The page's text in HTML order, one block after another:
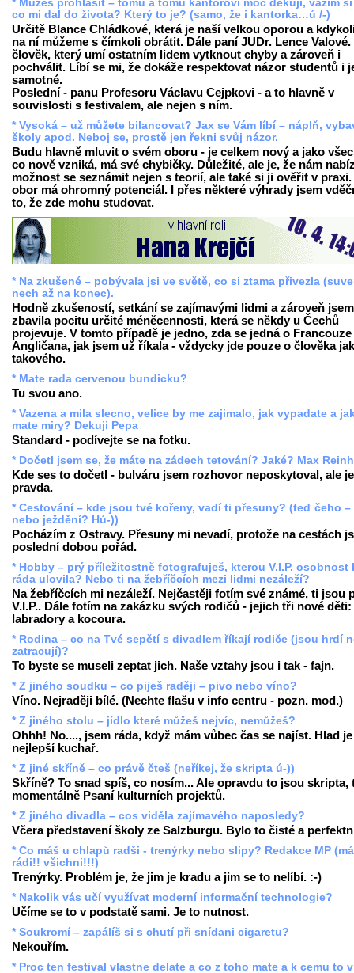
* Můžeš prohlásit – tomu a tomu kantorovi moc děkuji, vážím
co mi dal do života? Který to je? (samo, že i kantorka…ú /-)
Určitě Blance Chládkové, která je naší velkou oporou a
na ní můžeme s čímkoli obrátit. Dále paní JUDr. Lence Valové.
člověk, který umí ostatním lidem vytknout chyby a zároveň i
pochválit. Líbí se mi, že dokáže respektovat názor studentů i
samotné.
Poslední - panu Profesoru Václavu Cejpkovi - a to hlavně v
souvislosti s festivalem, ale nejen s ním.
* Vysoká – už můžete bilancovat? Jax se Vám líbí – náplň,
školy apod. Neboj se, prostě jen řekni svůj názor.
Budu hlavně mluvit o svém oboru - je celkem nový a jako
co nově vzniká, má své chybičky. Důležité, ale je, že nám
možnost se seznámit nejen s teorií, ale také si ji ověřit v praxi.
obor má ohromný potenciál. I přes některé výhrady jsem
to, že zde mohu studovat.
* Na zkušené – pobývala jsi ve světě, co si ztama přivezla
nech až na konec).
Hodně zkušeností, setkání se zajímavými lidmi a zároveň
zbavila pocitu určité méněcennosti, která se někdy u Čechů
projevuje. V tomto případě je jedno, zda se jedná o Francouze
Angličana, jak jsem už říkala - vždycky jde pouze o člověka
takového.
* Mate rada cervenou bundicku?
Tu svou ano.
* Vazena a mila slecno, velice by me zajimalo, jak vypadate a
mate miry? Dekuji Pepa
Standard - podívejte se na fotku.
* Dočetl jsem se, že máte na zádech tetování? Jaké? Max
Kde ses to dočetl - bulváru jsem rozhovor neposkytoval, ale
pravda.
* Cestování – kde jsou tvé kořeny, vadí ti přesuny? (teď čeho –
nebo ježdění? Hú-))
Pocházím z Ostravy. Přesuny mi nevadí, protože na cestách
poslední dobou pořád.
* Hobby – prý příležitostně fotografuješ, kterou V.I.P. osobnost
ráda ulovila? Nebo ti na žebříčcích mezi lidmi nezáleží?
Na žebříčcích mi nezáleží. Nejčastěji fotím své známé, ti jsou
V.I.P.. Dále fotím na zakázku svých rodičů - jejich tři nové děti:
labradory a kocoura.
* Rodina – co na Tvé sepětí s divadlem říkají rodiče (jsou hrdí
zatracují)?
To byste se museli zeptat jich. Naše vztahy jsou i tak - fajn.
* Z jiného soudku – co piješ raději – pivo nebo víno?
Víno. Nejraději bílé. (Nechte flašu v info centru - pozn. mod.)
* Z jiného stolu – jídlo které můžeš nejvíc, nemůžeš?
Ohhh! No...., jsem ráda, když mám vůbec čas se najíst. Hlad je
nejlepší kuchař.
* Z jiné skříně – co právě čteš (neříkej, že skripta ú-))
Skříně? To snad spíš, co nosím... Ale opravdu to jsou skripta,
momentálně Psaní kulturních projektů.
* Z jiného divadla – cos viděla zajímavého naposledy?
Včera představení školy ze Salzburgu. Bylo to čisté a
* Co máš u chlapů radši - trenýrky nebo slipy? Redakce MP
rádi!! všichni!!!)
Trenýrky. Problém je, že jim je kradu a jim se to nelíbí. :-)
* Nakolik vás učí využívat moderní informační technologie?
Učíme se to v podstatě sami. Je to nutnost.
* Soukromí – zapálíš si s chutí při snídani cigaretu?
Nekouřím.
* Proc ten festival vlastne delate a co z toho mate a k cemu to